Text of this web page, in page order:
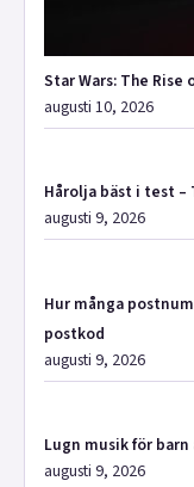
Star Wars: The
augusti 10, 2026
Hårolja bäst i test –
augusti 9, 2026
Hur många
postkod
augusti 9, 2026
Lugn musik för
augusti 9, 2026